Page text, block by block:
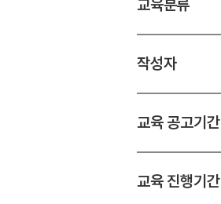
교육분류
작성자
교육 공고기간
교육 진행기간